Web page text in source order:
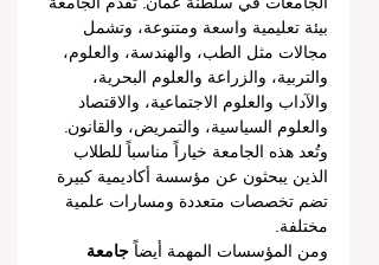
بيئة تعليمية واسعة ومتنوعة، وتشمل
مجالات مثل الطب، والهندسة، والعلوم،
والتربية، والزراعة والعلوم البحرية،
والآداب والعلوم الاجتماعية، والاقتصاد
والعلوم السياسية، والتمريض، والقانون.
وتُعد هذه الجامعة خياراً مناسباً للطلاب
الذين يبحثون عن مؤسسة أكاديمية كبيرة
تضم تخصصات متعددة ومسارات علمية
مختلفة.
ومن المؤسسات المهمة أيضاً جامعة